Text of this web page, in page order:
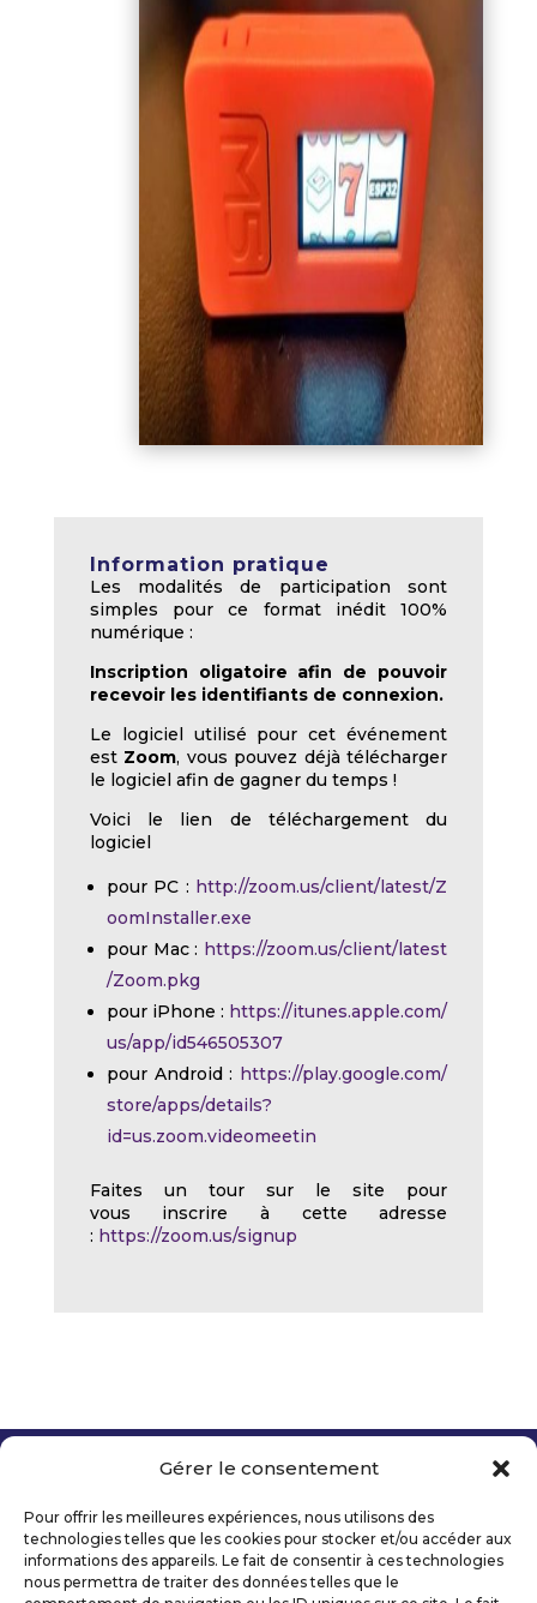
Gérer le consentement
Pour offrir les meilleures expériences, nous utilisons des
technologies telles que les cookies pour stocker et/ou accéder aux
informations des appareils. Le fait de consentir à ces technologies
nous permettra de traiter des données telles que le
Information pratique
Les modalités de participation sont
simples pour ce format inédit 100%
numérique :
Inscription oligatoire afin de pouvoir
recevoir les identifiants de connexion.
Le logiciel utilisé pour cet événement
est Zoom, vous pouvez déjà télécharger
le logiciel afin de gagner du temps !
Voici le lien de téléchargement du
logiciel
pour PC : http://zoom.us/client/latest/Z
oomInstaller.exe
pour Mac : https://zoom.us/client/latest
/Zoom.pkg
pour iPhone : https://itunes.apple.com/
us/app/id546505307
pour Android : https://play.google.com/
store/apps/details?
id=us.zoom.videomeetin
Faites un tour sur le site pour
vous inscrire à cette adresse
: https://zoom.us/signup
Mentions légales
Politique de confidentialité
Déclaration d’accessibilité numérique